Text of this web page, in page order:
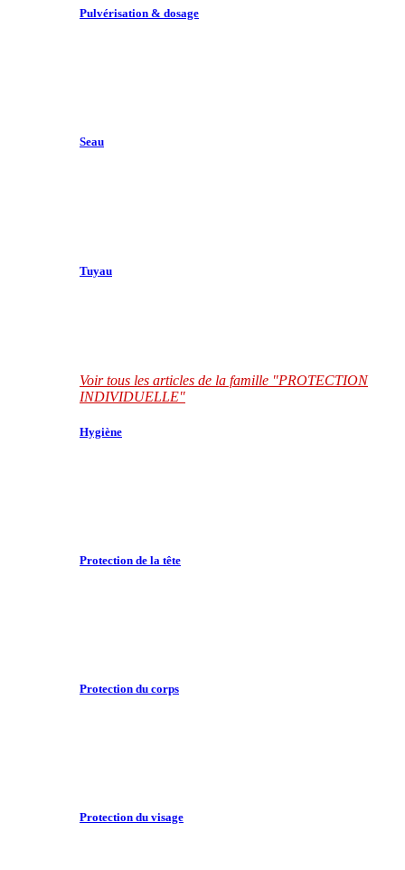
Pulvérisation & dosage
Seau
Tuyau
Voir tous les articles de la famille "PROTECTION
INDIVIDUELLE"
Hygiène
Protection de la tête
Protection du corps
Protection du visage